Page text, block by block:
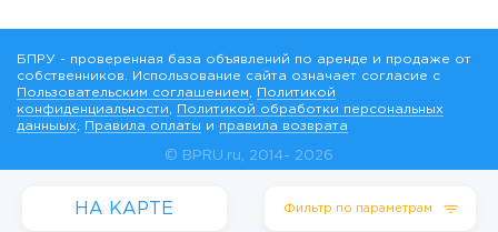
НА КАРТЕ Фильтр по параметрам
компании
Контакты
© BPRU.ru, 2014- 2026
БПРУ - проверенная база объявлений по аренде и продаже от
собственников. Использование сайта означает согласие с
Пользовательским соглашением
Политикой
конфиденциальности
Политикой обработки персональных
данныых
Правила оплаты и правила возврата